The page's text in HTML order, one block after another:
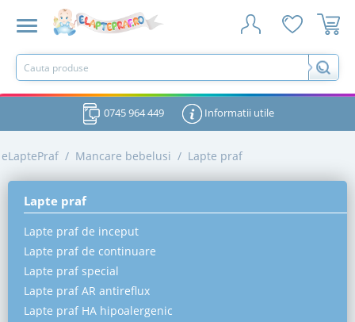
0745 964 449 Informatii utile
eLaptePraf / Mancare bebelusi / Lapte praf
Lapte praf
Lapte praf de inceput
Lapte praf de continuare
Lapte praf special
Lapte praf AR antireflux
Lapte praf HA hipoalergenic